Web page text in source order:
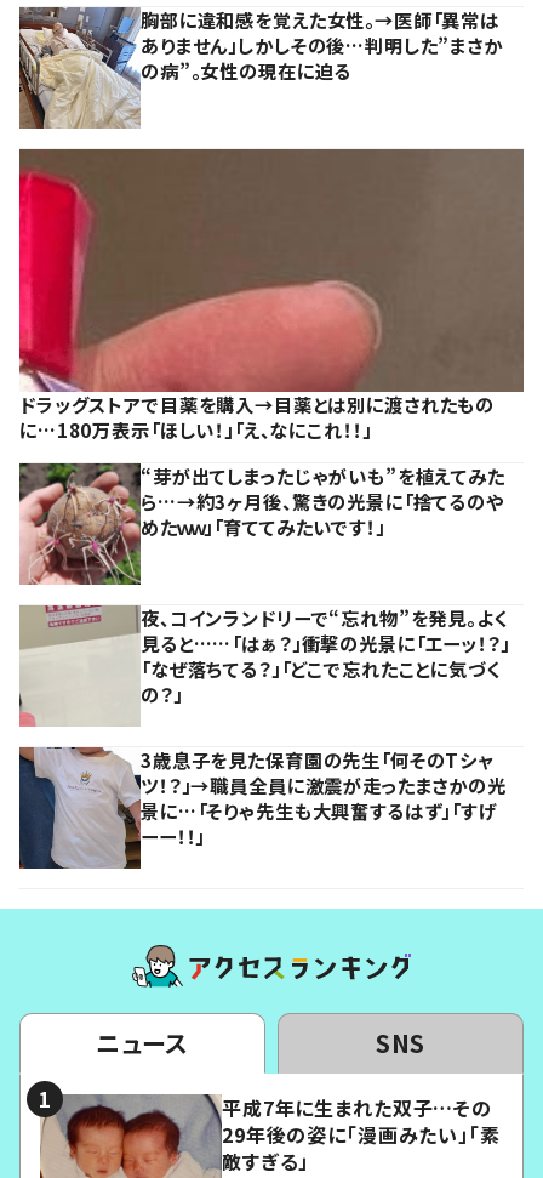
胸部に違和感を覚えた女性。→医師「異常は
ありません」しかしその後…判明した”まさか
の病”。女性の現在に迫る
ドラッグストアで目薬を購入→目薬とは別に渡されたもの
に…180万表示「ほしい！」「え、なにこれ！！」
“芽が出てしまったじゃがいも”を植えてみた
ら…→約3ヶ月後、驚きの光景に「捨てるのや
めたｗｗ」「育ててみたいです！」
夜、コインランドリーで“忘れ物”を発見。よく
見ると……「はぁ？」衝撃の光景に「エーッ！？」
「なぜ落ちてる？」「どこで忘れたことに気づく
の？」
3歳息子を見た保育園の先生「何そのTシャ
ツ！？」→職員全員に激震が走ったまさかの光
景に…「そりゃ先生も大興奮するはず」「すげ
ーー！！」
ニュース SNS
平成7年に生まれた双子…その
29年後の姿に「漫画みたい」「素
敵すぎる」